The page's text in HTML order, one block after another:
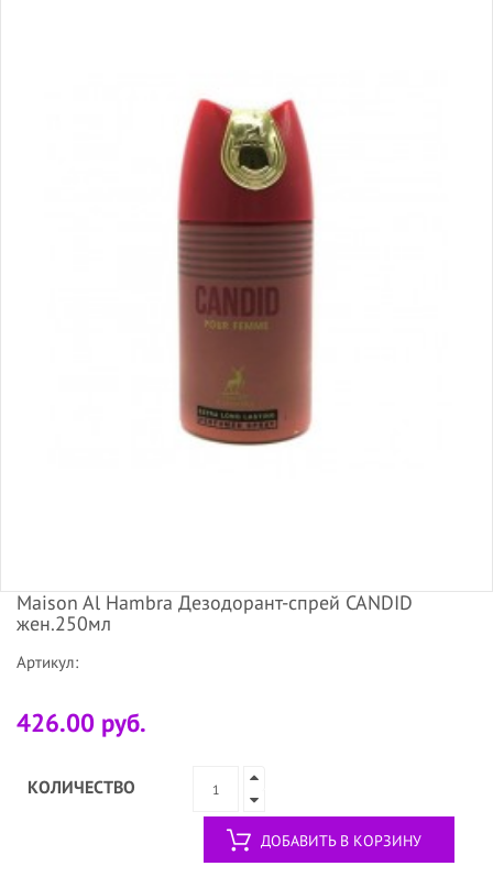
Maison Al Hambra Дезодорант-спрей CANDID
жен.250мл
Артикул:
426.00 руб.
КОЛИЧЕСТВО
ДОБАВИТЬ В КОРЗИНУ